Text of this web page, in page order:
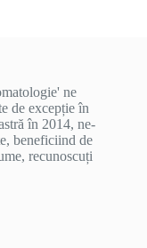
ne
de excepție în
în 2014, ne-
beneficiind de
recunoscuți